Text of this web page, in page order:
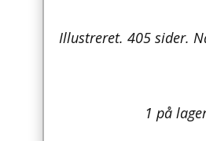
Illustreret. 405 sider.
1 på